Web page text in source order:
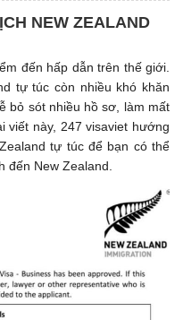
NEW ZEALAND
đến hấp dẫn trên thế giới.
tự túc còn nhiều khó khăn
bỏ sót nhiều hồ sơ, làm mất
viết này, 247 visaviet hướng
tự túc để bạn có thể
đến New Zealand.